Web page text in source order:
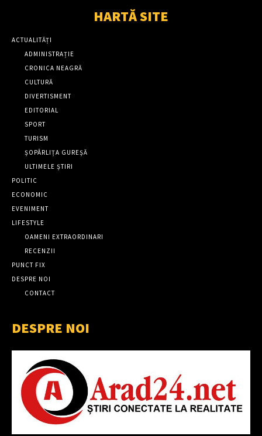
HARTĂ SITE
ACTUALITĂȚI
ADMINISTRAȚIE
CRONICA NEAGRĂ
CULTURĂ
DIVERTISMENT
EDITORIAL
SPORT
TURISM
ȘOPÂRLIȚA GUREȘĂ
ULTIMELE ȘTIRI
POLITIC
ECONOMIC
EVENIMENT
LIFESTYLE
OAMENI EXTRAORDINARI
RECENZII
PUNCT FIX
DESPRE NOI
CONTACT
DESPRE NOI